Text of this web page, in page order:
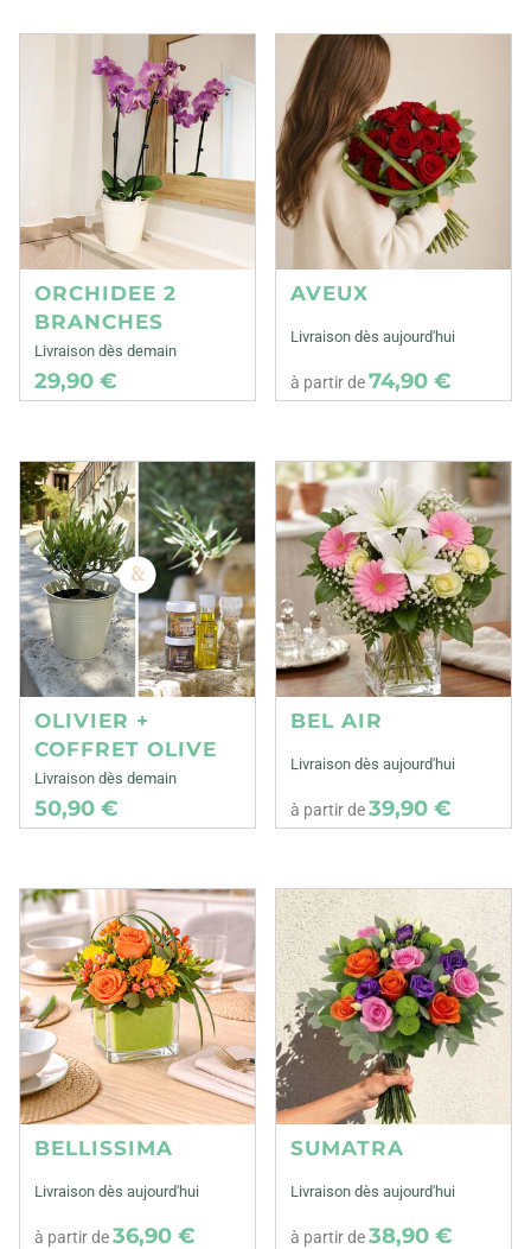
ORCHIDEE 2
BRANCHES
Livraison dès demain
29,90 €
AVEUX
Livraison dès aujourd'hui
à partir de74,90 €
OLIVIER +
COFFRET OLIVE
Livraison dès demain
50,90 €
BEL AIR
Livraison dès aujourd'hui
à partir de39,90 €
BELLISSIMA
Livraison dès aujourd'hui
à partir de36,90 €
SUMATRA
Livraison dès aujourd'hui
à partir de38,90 €